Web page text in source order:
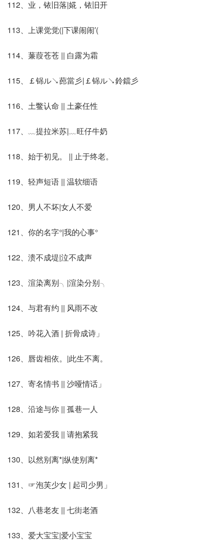
112、业，铱旧落|婲，铱旧开
113、上课觉觉(|下课闹闹′(
114、蒹葭苍苍 || 白露为霜
115、￡铞ル↘蓢當彡|￡铞ル↘鈴鐺彡
116、土鳖认命 || 土豪任性
117、﹏提拉米苏|﹏旺仔牛奶
118、始于初见。 || 止于终老。
119、轻声短语 || 温软细语
120、男人不坏|女人不爱
121、你的名字°|我的心事°
122、溃不成堤|泣不成声
123、渲染离别╮|渲染分别╮
124、与君有约 || 风雨不改
125、吟花入酒 | 折骨成诗」
126、唇齿相依。|此生不离。
127、寄名情书 || 沙哑情话」
128、沿途与你 || 孤巷一人
129、如若爱我 || 请抱紧我
130、以然别离*|纵使别离*
131、☞泡芙少女 | 起司少男」
132、八巷老友 || 七街老酒
133、爱大宝宝|爱小宝宝